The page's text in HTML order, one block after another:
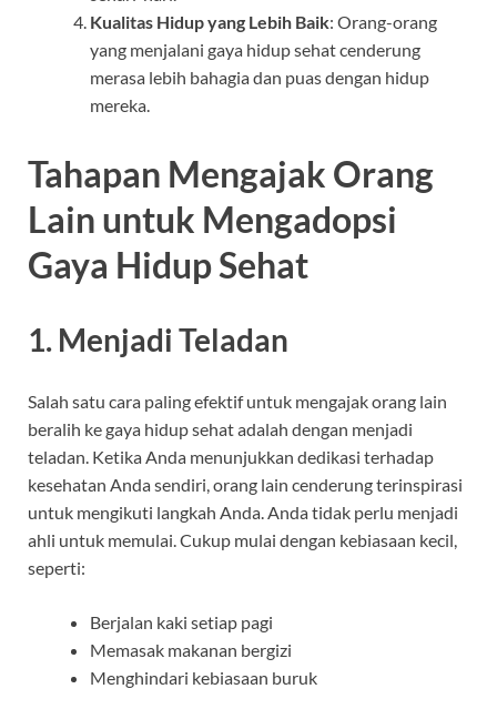
Kualitas Hidup yang Lebih Baik: Orang-orang
yang menjalani gaya hidup sehat cenderung
merasa lebih bahagia dan puas dengan hidup
mereka.
Tahapan Mengajak Orang
Lain untuk Mengadopsi
Gaya Hidup Sehat
1. Menjadi Teladan
Salah satu cara paling efektif untuk mengajak orang lain
beralih ke gaya hidup sehat adalah dengan menjadi
teladan. Ketika Anda menunjukkan dedikasi terhadap
kesehatan Anda sendiri, orang lain cenderung terinspirasi
untuk mengikuti langkah Anda. Anda tidak perlu menjadi
ahli untuk memulai. Cukup mulai dengan kebiasaan kecil,
seperti:
Berjalan kaki setiap pagi
Memasak makanan bergizi
Menghindari kebiasaan buruk